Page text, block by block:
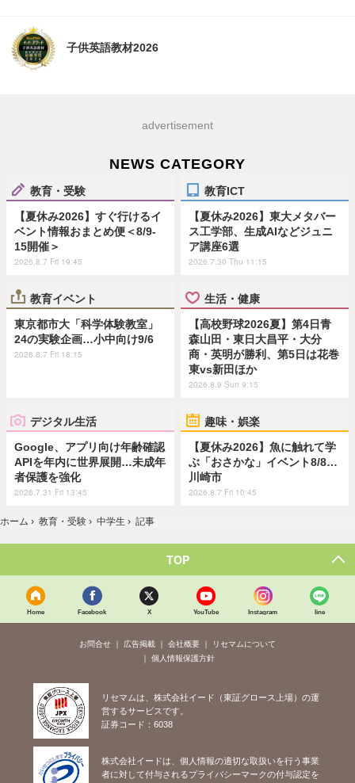
子供英語教材2026
advertisement
NEWS CATEGORY
教育・受験
【夏休み2026】すぐ行けるイ
ベント情報おまとめ便＜8/9-
15開催＞
2026.8.7 Fri 19:45
教育ICT
【夏休み2026】東大メタバー
ス工学部、生成AIなどジュニ
ア講座6選
2026.7.30 Thu 11:15
教育イベント
東京都市大「科学体験教室」
24の実験企画…小中向け9/6
2026.8.7 Fri 18:15
生活・健康
【高校野球2026夏】第4日青
森山田・東日大昌平・大分
商・英明が勝利、第5日は花巻
東vs新田ほか
2026.8.9 Sun 9:15
デジタル生活
Google、アプリ向け年齢確認
APIを年内に世界展開…未成年
者保護を強化
2026.7.31 Fri 13:45
趣味・娯楽
【夏休み2026】魚に触れて学
ぶ「おさかな」イベント8/8…
川崎市
2026.8.7 Fri 10:45
ホーム › 教育・受験 › 中学生 › 記事
TOP
Home Facebook X YouTube Instagram line
お問合せ 広告掲載 会社概要
リセマムについて
個人情報保護方針
リセマムは、株式会社イード（東証グロース上場）の運
営するサービスです。
証券コード：6038
株式会社イードは、個人情報の適切な取扱いを行う事業
者に対して付与されるプライバシーマークの付与認定を